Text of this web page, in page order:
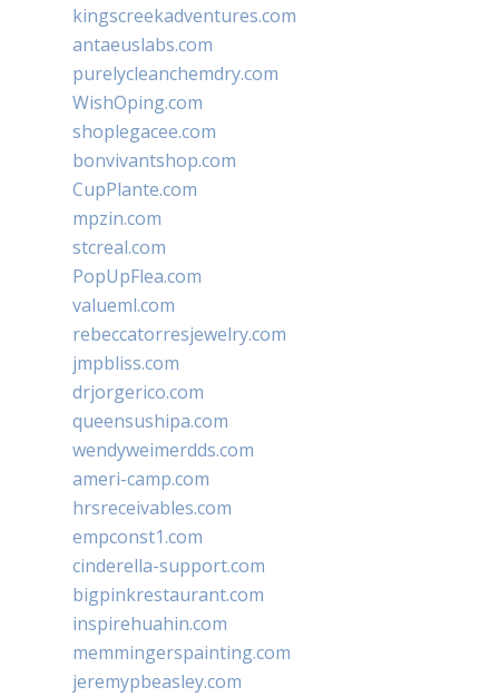
kingscreekadventures.com
antaeuslabs.com
purelycleanchemdry.com
WishOping.com
shoplegacee.com
bonvivantshop.com
CupPlante.com
mpzin.com
stcreal.com
PopUpFlea.com
valueml.com
rebeccatorresjewelry.com
jmpbliss.com
drjorgerico.com
queensushipa.com
wendyweimerdds.com
ameri-camp.com
hrsreceivables.com
empconst1.com
cinderella-support.com
bigpinkrestaurant.com
inspirehuahin.com
memmingerspainting.com
jeremypbeasley.com